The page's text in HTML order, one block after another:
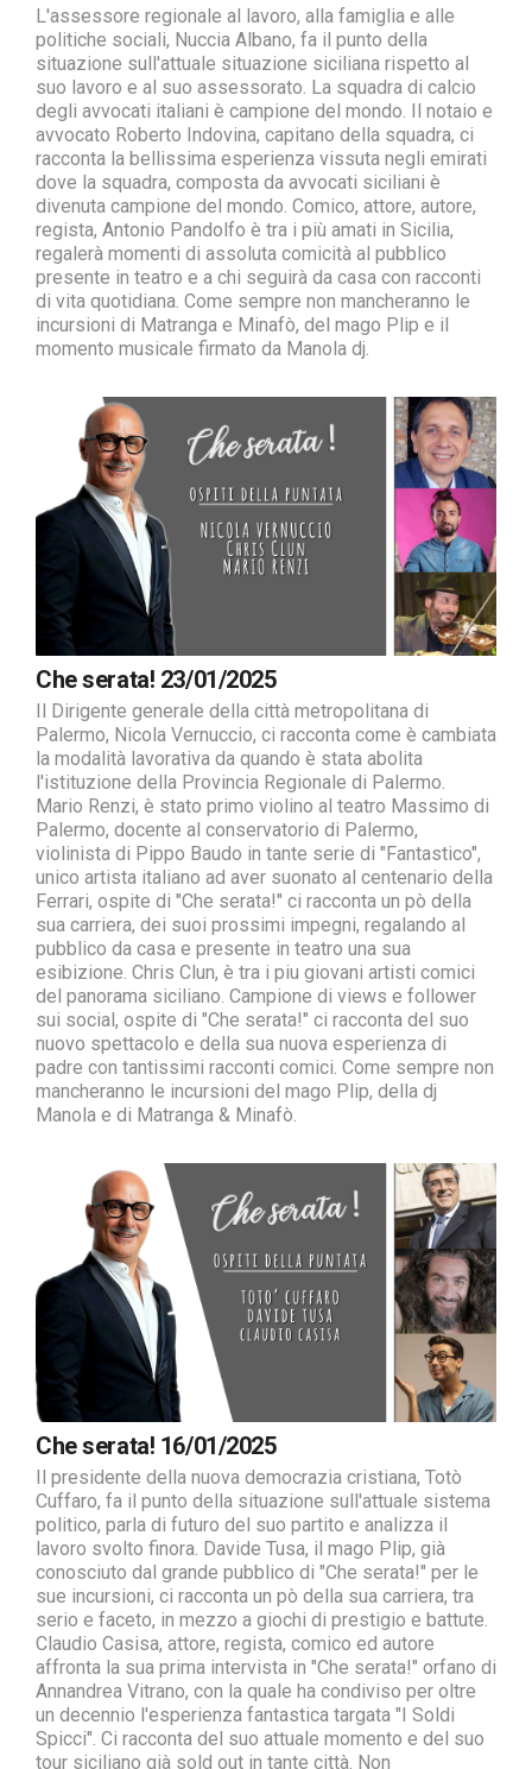
L'assessore regionale al lavoro, alla famiglia e alle
politiche sociali, Nuccia Albano, fa il punto della
situazione sull'attuale situazione siciliana rispetto al
suo lavoro e al suo assessorato. La squadra di calcio
degli avvocati italiani è campione del mondo. Il notaio e
avvocato Roberto Indovina, capitano della squadra, ci
racconta la bellissima esperienza vissuta negli emirati
dove la squadra, composta da avvocati siciliani è
divenuta campione del mondo. Comico, attore, autore,
regista, Antonio Pandolfo è tra i più amati in Sicilia,
regalerà momenti di assoluta comicità al pubblico
presente in teatro e a chi seguirà da casa con racconti
di vita quotidiana. Come sempre non mancheranno le
incursioni di Matranga e Minafò, del mago Plip e il
momento musicale firmato da Manola dj.
Che serata! 23/01/2025
Il Dirigente generale della città metropolitana di
Palermo, Nicola Vernuccio, ci racconta come è cambiata
la modalità lavorativa da quando è stata abolita
l'istituzione della Provincia Regionale di Palermo.
Mario Renzi, è stato primo violino al teatro Massimo di
Palermo, docente al conservatorio di Palermo,
violinista di Pippo Baudo in tante serie di "Fantastico",
unico artista italiano ad aver suonato al centenario della
Ferrari, ospite di "Che serata!" ci racconta un pò della
sua carriera, dei suoi prossimi impegni, regalando al
pubblico da casa e presente in teatro una sua
esibizione. Chris Clun, è tra i piu giovani artisti comici
del panorama siciliano. Campione di views e follower
sui social, ospite di "Che serata!" ci racconta del suo
nuovo spettacolo e della sua nuova esperienza di
padre con tantissimi racconti comici. Come sempre non
mancheranno le incursioni del mago Plip, della dj
Manola e di Matranga & Minafò.
Che serata! 16/01/2025
Il presidente della nuova democrazia cristiana, Totò
Cuffaro, fa il punto della situazione sull'attuale sistema
politico, parla di futuro del suo partito e analizza il
lavoro svolto finora. Davide Tusa, il mago Plip, già
conosciuto dal grande pubblico di "Che serata!" per le
sue incursioni, ci racconta un pò della sua carriera, tra
serio e faceto, in mezzo a giochi di prestigio e battute.
Claudio Casisa, attore, regista, comico ed autore
affronta la sua prima intervista in "Che serata!" orfano di
Annandrea Vitrano, con la quale ha condiviso per oltre
un decennio l'esperienza fantastica targata "I Soldi
Spicci". Ci racconta del suo attuale momento e del suo
tour siciliano già sold out in tante città. Non